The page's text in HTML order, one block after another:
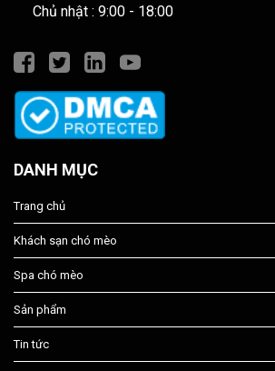
Chủ nhật : 9:00 - 18:00
DANH MỤC
Trang chủ
Khách sạn chó mèo
Spa chó mèo
Sản phẩm
Tin tức